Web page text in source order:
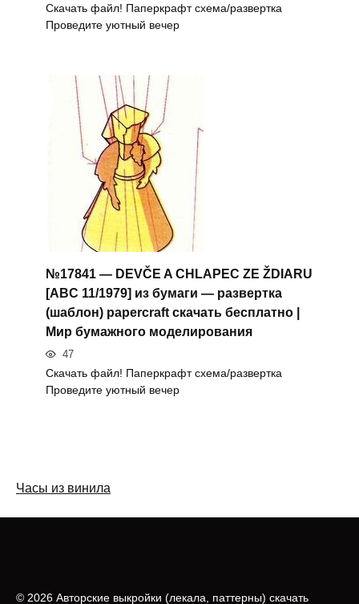
Скачать файл! Паперкрафт схема/развертка
Проведите уютный вечер
№17841 — DEVČE A CHLAPEC ZE ŽDIARU
[ABC 11/1979] из бумаги — развертка
(шаблон) papercraft скачать бесплатно |
Мир бумажного моделирования
47
Скачать файл! Паперкрафт схема/развертка
Проведите уютный вечер
Часы из винила
© 2026 Авторские выкройки (лeкала, паттерны) скачать